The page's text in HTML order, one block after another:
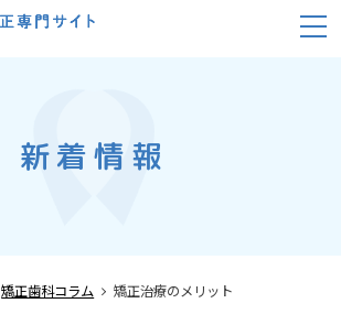
新着情報
矯正歯科コラム 矯正治療のメリット